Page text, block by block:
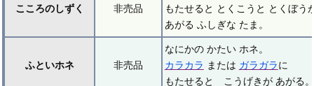
こころのしずく 非売品
もたせると とくこうと とくぼう
あがる ふしぎな たま。
ふといホネ 非売品
なにかの かたい ホネ。
カラカラ または ガラガラに
もたせると こうげきが あがる。